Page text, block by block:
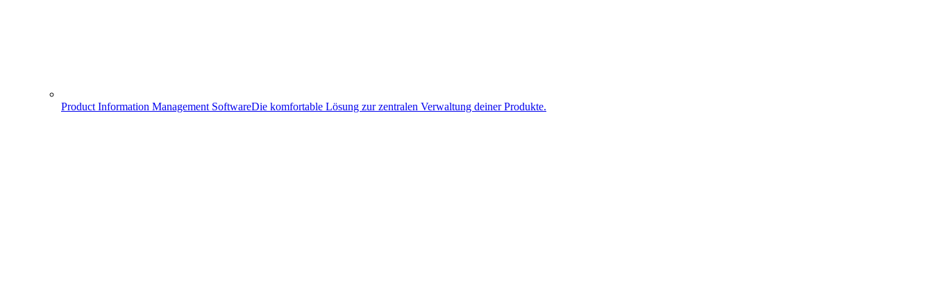
Product Information Management SoftwareDie komfortable Lösung zur zentralen Verwaltung deiner Produkte.